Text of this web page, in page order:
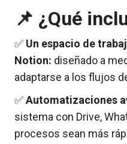
📌 ¿Qué
✅ Un espacio de
Notion: diseñado a
adaptarse a los flujos
✅Automatizaciones
sistema con Drive,
procesos sean más